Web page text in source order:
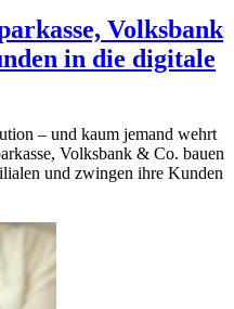
Volksbank
in die digitale
– und kaum jemand wehrt
Volksbank & Co. bauen
und zwingen ihre Kunden